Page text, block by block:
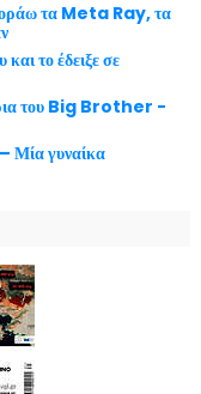
τα Meta Ray, τα
το έδειξε σε
του Big Brother -
Μία γυναίκα